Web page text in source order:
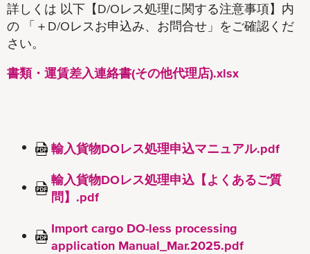
詳しくは 以下【D/Oレス処理に関する注意事項】内
の 「＋D/Oレスお申込み、お問合せ」をご確認くだ
さい。
書類・運賃差入連絡書(その他代理店).xlsx
輸入貨物DOレス処理申込マニュアル.pdf
輸入貨物DOレス処理申込【よくあるご質
問】.pdf
Import cargo DO-less processing
application Manual_Mar.2025.pdf